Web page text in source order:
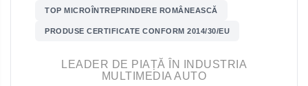
Rame adaptoare Fiat
Rame adaptoare Hyundai
Rame adaptoare Chevrolet
TOP MICROÎNTREPRINDERE ROMÂNEASCĂ
PRODUSE CERTIFICATE CONFORM 2014/30/EU
LEADER DE PIAȚĂ ÎN INDUSTRIA
MULTIMEDIA AUTO